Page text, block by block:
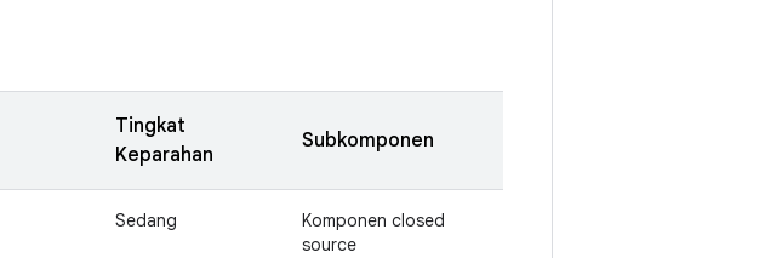
Tingkat
Keparahan
Subkomponen
Sedang
Komponen closed
source